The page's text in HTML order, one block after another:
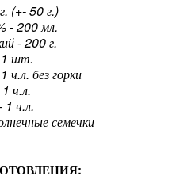
(+- 50 г.)
- 200 мл.
- 200 г.
1 шт.
ч.л. без горки
ч.л.
1 ч.л.
семечки